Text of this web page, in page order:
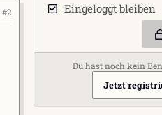
#2
Eingeloggt bleiben
Du hast noch kein
Jetzt